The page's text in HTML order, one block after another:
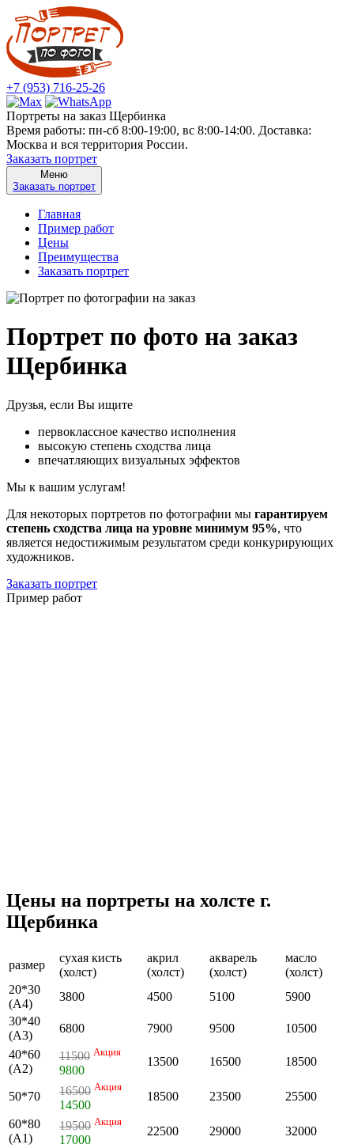
+7 (953) 716-25-26
Портреты на заказ Щербинка
Время работы: пн-сб 8:00-19:00, вс 8:00-14:00. Доставка:
Москва и вся территория России.
Заказать портрет
Меню
Заказать портрет
Главная
Пример работ
Цены
Преимущества
Заказать портрет
Портрет по фото на заказ
Щербинка
Друзья, если Вы ищите
первоклассное качество исполнения
высокую степень сходства лица
впечатляющих визуальных эффектов
Мы к вашим услугам!
Для некоторых портретов по фотографии мы гарантируем
степень сходства лица на уровне минимум 95%, что
является недостижимым результатом среди конкурирующих
художников.
Заказать портрет
Пример работ
Цены на портреты на холсте г.
Щербинка
размер
сухая кисть
(холст)
акрил
(холст)
акварель
(холст)
масло
(холст)
20*30
(А4)
3800 4500 5100
5900
30*40
(А3)
6800 7900 9500
10500
40*60
(А2)
11500 Акция
9800
13500 16500 18500
50*70 16500 Акция
14500
18500 23500 25500
60*80
(А1)
19500 Акция
17000
22500 29000
32000